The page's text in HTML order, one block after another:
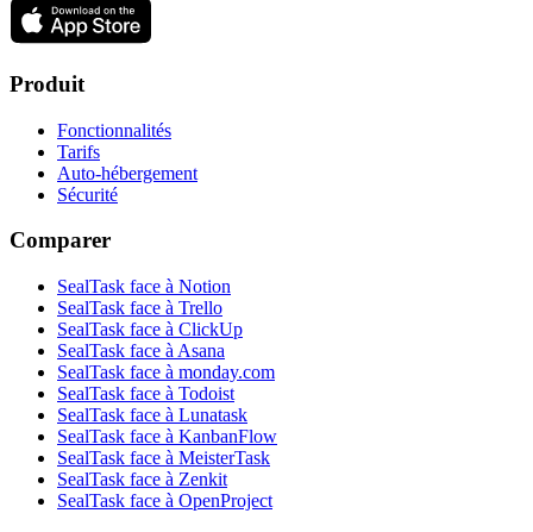
Produit
Fonctionnalités
Tarifs
Auto-hébergement
Sécurité
Comparer
SealTask face à Notion
SealTask face à Trello
SealTask face à ClickUp
SealTask face à Asana
SealTask face à monday.com
SealTask face à Todoist
SealTask face à Lunatask
SealTask face à KanbanFlow
SealTask face à MeisterTask
SealTask face à Zenkit
SealTask face à OpenProject